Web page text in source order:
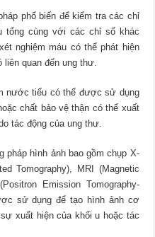
phổ biến để kiểm tra các chỉ
tổng cùng với các chỉ số khác
nghiệm máu có thể phát hiện
quan đến ung thư.
nước tiểu có thể được sử dụng
chất bảo vệ thận có thể xuất
tác động của ung thư.
pháp hình ảnh bao gồm chụp X-
Tomography), MRI (Magnetic
Emission Tomography-
sử dụng để tạo hình ảnh cơ
xuất hiện của khối u hoặc tác